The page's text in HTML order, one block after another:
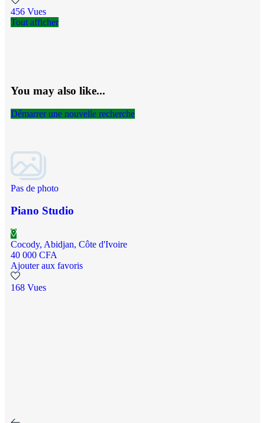
456 Vues
Tout afficher
You may also like...
Démarrer une nouvelle recherche
Pas de photo
Piano Studio
Cocody, Abidjan, Côte d'Ivoire
40 000 CFA
Ajouter aux favoris
168 Vues